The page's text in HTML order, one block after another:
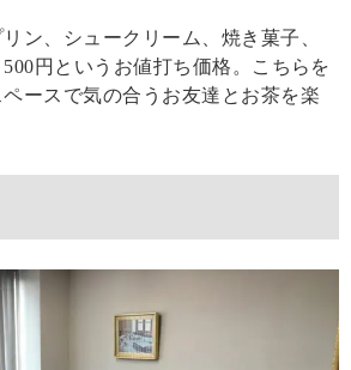
ン、シュークリーム、焼き菓子、
円というお値打ち価格。こちらを
ースで気の合うお友達とお茶を楽